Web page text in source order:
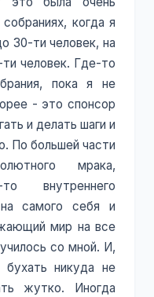
когда я
30-ти человек, на
человек. Где-то
пока я не
- это спонсор
и делать шаги и
По большей части
мрака,
то внутреннего
самого себя и
мир на все
со мной. И,
никуда не
жутко. Иногда